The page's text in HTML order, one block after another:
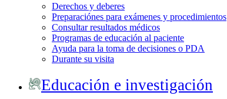
Derechos y deberes
Preparaciónes para exámenes y procedimientos
Consultar resultados médicos
Programas de educación al paciente
Ayuda para la toma de decisiones o PDA
Durante su visita
Educación e investigación